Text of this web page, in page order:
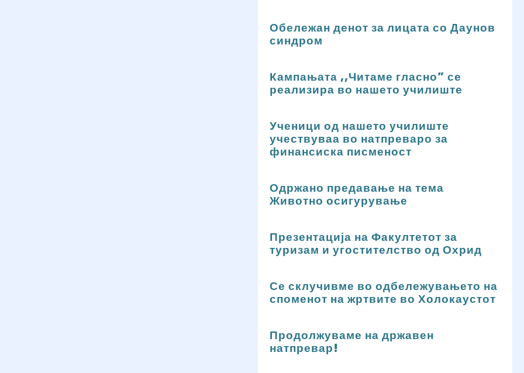
Обележан денот за лицата со Даунов
синдром
Кампањата ,,Читаме гласно” се
реализира во нашето училиште
Ученици од нашето училиште
учествуваа во натпреваро за
финансиска писменост
Одржано предавање на тема
Животно осигурување
Презентација на Факултетот за
туризам и угостителство од Охрид
Се склучивме во одбележувањето на
споменот на жртвите во Холокаустот
Продолжуваме на државен
натпревар!